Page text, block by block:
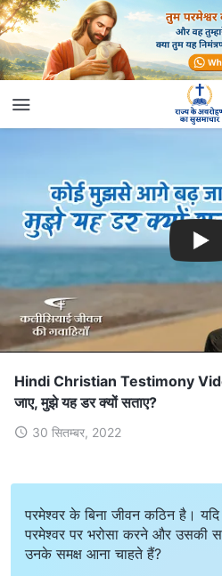
Hindi Christian Testimony
जाए, मुझे यह डर क्यों सताए?
30 सितम्बर, 2022
परमेश्वर के बिना जीवन कठिन है।
परमेश्वर पर भरोसा करने और उसकी
उनके समक्ष आना चाहते हैं?